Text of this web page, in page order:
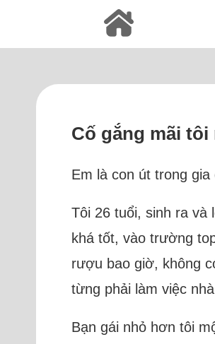
Cố gắng mãi
Em là con út trong
Tôi 26 tuổi, sinh ra và
khá tốt, vào trường
rượu bao giờ, không
từng phải làm việc
Bạn gái nhỏ hơn tôi